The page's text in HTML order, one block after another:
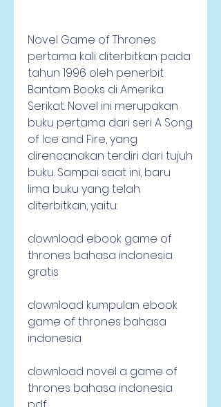
Novel Game of Thrones
pertama kali diterbitkan pada
tahun 1996 oleh penerbit
Bantam Books di Amerika
Serikat. Novel ini merupakan
buku pertama dari seri A Song
of Ice and Fire, yang
direncanakan terdiri dari tujuh
buku. Sampai saat ini, baru
lima buku yang telah
diterbitkan, yaitu:
download ebook game of
thrones bahasa indonesia
gratis
download kumpulan ebook
game of thrones bahasa
indonesia
download novel a game of
thrones bahasa indonesia